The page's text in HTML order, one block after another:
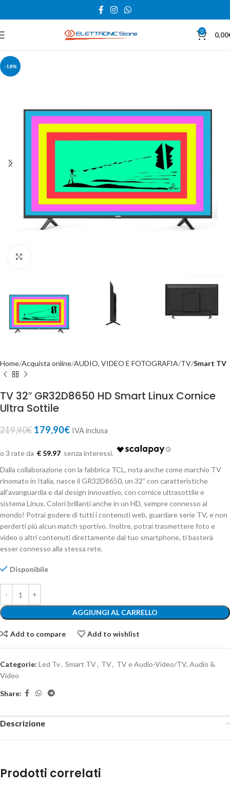
0 0,00
-18%
Home Acquista online AUDIO, VIDEO E FOTOGRAFIA TV Smart TV
TV 32″ GR32D8650 HD Smart Linux Cornice
Ultra Sottile
219,90€ 179,90€ IVA inclusa
€ 59.97
Dalla collaborazione con la fabbrica TCL, nota anche come marchio TV
rinomato in Italia, nasce il GR32D8650, un 32” con caratteristiche
all’avanguardia e dal design innovativo, con cornice ultrasottile e
sistema Linux. Colori brillanti anche in un HD, sempre connesso al
mondo! Potrai godere di tutti i contenuti web, guardare serie TV, e non
perderti più alcun match sportivo. Inoltre, potrai trasmettere foto e
video o altri contenuti direttamente dal tuo smartphone, ti basterà
esser connesso alla stessa rete.
Disponibile
AGGIUNGI AL CARRELLO
Add to compare Add to wishlist
Categorie: Led Tv, Smart TV, TV, TV e Audio-Video/TV, Audio &
Video
Share:
Descrizione
Prodotti correlati